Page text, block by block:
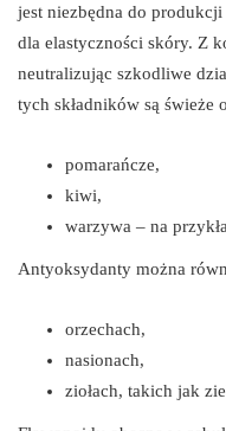
jest niezbędna do
dla elastyczności skóry. Z
neutralizując szkodliwe
tych składników są świeże
pomarańcze,
kiwi,
warzywa – na
Antyoksydanty można
orzechach,
nasionach,
ziołach, takich jak